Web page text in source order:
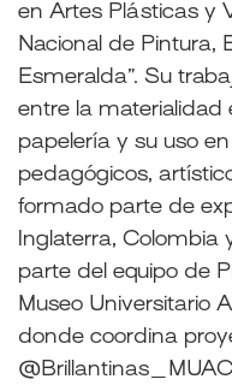
en Artes Plásticas y
Nacional de Pintura,
Esmeralda”. Su
entre la materialidad
papelería y su uso
pedagógicos,
formado parte de
Inglaterra, Colombia
parte del equipo de
Museo Universitario
donde coordina